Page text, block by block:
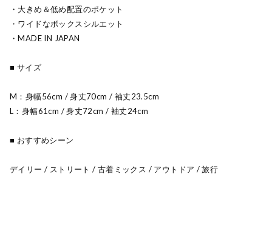
・大きめ＆低め配置のポケット
・ワイドなボックスシルエット
・MADE IN JAPAN
■ サイズ
M：身幅56cm / 身丈70cm / 袖丈23.5cm
L：身幅61cm / 身丈72cm / 袖丈24cm
■ おすすめシーン
デイリー / ストリート / 古着ミックス / アウトドア / 旅行